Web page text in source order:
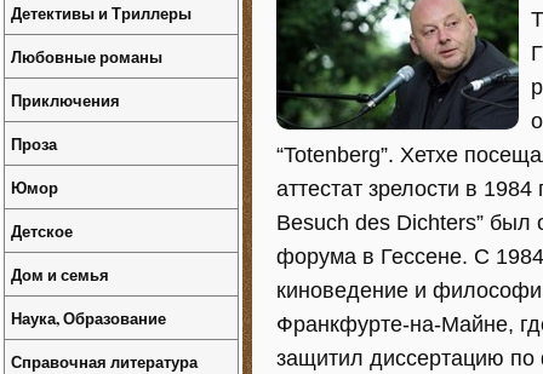
“Totenberg”. Хетхе
аттестат зрелости в 1984
Besuch des Dichters” был
форума в Гессене. С
киноведение и
Франкфурте-на-Майне,
защитил диссертацию
Детективы и Триллеры
Любовные романы
Приключения
Проза
Юмор
Детское
Дом и семья
Наука, Образование
Справочная литература